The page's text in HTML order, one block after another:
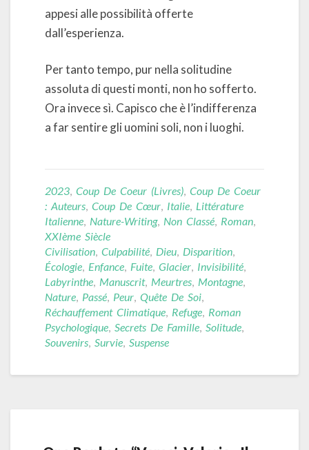
appesi alle possibilità offerte
dall’esperienza.
Per tanto tempo, pur nella solitudine
assoluta di questi monti, non ho sofferto.
Ora invece sì. Capisco che è l’indifferenza
a far sentire gli uomini soli, non i luoghi.
2023 Coup De Coeur (livres) Coup De Coeur
: Auteurs Coup De Cœur Italie Littérature
Italienne Nature-Writing, Non Classé Roman
XXIème Siècle
Civilisation Culpabilité Dieu Disparition
Écologie Enfance Fuite Glacier Invisibilité
Labyrinthe Manuscrit, Meurtres Montagne
Nature Passé Peur Quête De Soi
Réchauffement Climatique Refuge Roman
Psychologique Secrets De Famille Solitude
Souvenirs Survie Suspense